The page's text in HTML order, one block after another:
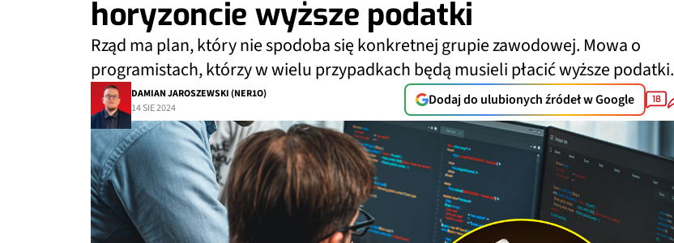
horyzoncie wyższe podatki
Rząd ma plan, który nie spodoba się konkretnej grupie zawodowej. Mowa o
programistach, którzy w wielu przypadkach będą musieli płacić wyższe podatki.
DAMIAN JAROSZEWSKI (NER1O)
14 SIE 2024
Dodaj do ulubionych źródeł w Google 18